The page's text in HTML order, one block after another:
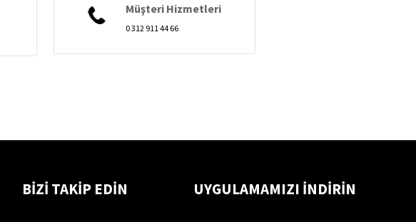
Müşteri Hizmetleri
0 312 911 44 66
BİZİ TAKİP EDİN UYGULAMAMIZI İNDİRİN